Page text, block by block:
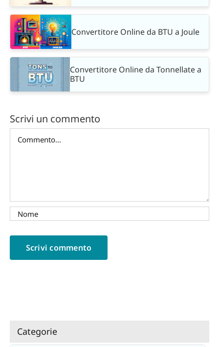
Convertitore Online da BTU a Joule
Convertitore Online da Tonnellate a
BTU
Scrivi un commento
Categorie